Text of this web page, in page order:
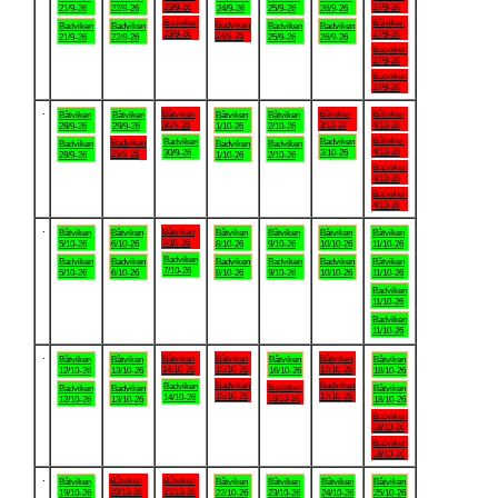
21/9-26
Badviken
21/9-26
22/9-26
Badviken
22/9-26
23/9-26
Badviken
23/9-26
24/9-26
Badviken
24/9-26
25/9-26
Badviken
25/9-26
26/9-26
Badviken
26/9-26
27/9-26
Båtviken
27/9-26
Badviken
27/9-26
Badviken
27/9-26
Båtviken
28/9-26
Badviken
28/9-26
Båtviken
29/9-26
Badviken
29/9-26
Båtviken
30/9-26
Badviken
30/9-26
Båtviken
1/10-26
Badviken
1/10-26
Båtviken
2/10-26
Badviken
2/10-26
Båtviken
3/10-26
Badviken
3/10-26
Båtviken
4/10-26
Båtviken
4/10-26
Badviken
4/10-26
Badviken
4/10-26
Båtviken
5/10-26
Badviken
5/10-26
Båtviken
6/10-26
Badviken
6/10-26
Båtviken
7/10-26
Badviken
7/10-26
Båtviken
8/10-26
Badviken
8/10-26
Båtviken
9/10-26
Badviken
9/10-26
Båtviken
10/10-26
Badviken
10/10-26
Båtviken
11/10-26
Båtviken
11/10-26
Badviken
11/10-26
Badviken
11/10-26
Båtviken
12/10-26
Badviken
12/10-26
Båtviken
13/10-26
Badviken
13/10-26
Båtviken
14/10-26
Badviken
14/10-26
Båtviken
15/10-26
Badviken
15/10-26
Båtviken
16/10-26
Badviken
16/10-26
Båtviken
17/10-26
Badviken
17/10-26
Båtviken
18/10-26
Båtviken
18/10-26
Badviken
18/10-26
Badviken
18/10-26
Båtviken
19/10-26
Båtviken
20/10-26
Båtviken
21/10-26
Båtviken
22/10-26
Båtviken
23/10-26
Båtviken
24/10-26
Båtviken
25/10-26